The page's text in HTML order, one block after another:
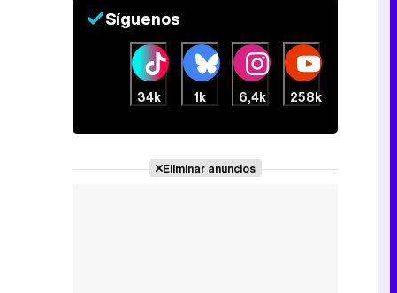
Síguenos
34k 1k 6,4k 258k
Eliminar anuncios